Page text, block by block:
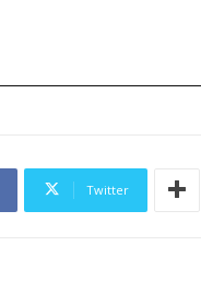
Twitter